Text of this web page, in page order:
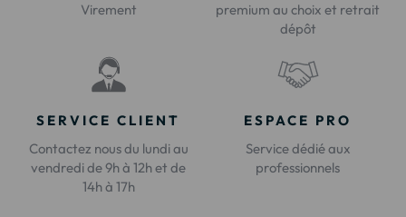
Virement
premium au choix et retrait
dépôt
SERVICE CLIENT
Contactez nous du lundi au
vendredi de 9h à 12h et de
14h à 17h
ESPACE PRO
Service dédié aux
professionnels